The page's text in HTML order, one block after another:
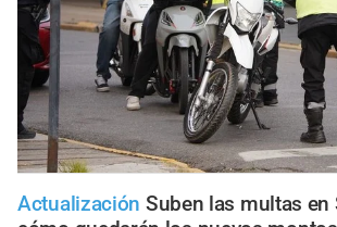
Actualización Suben las multas en